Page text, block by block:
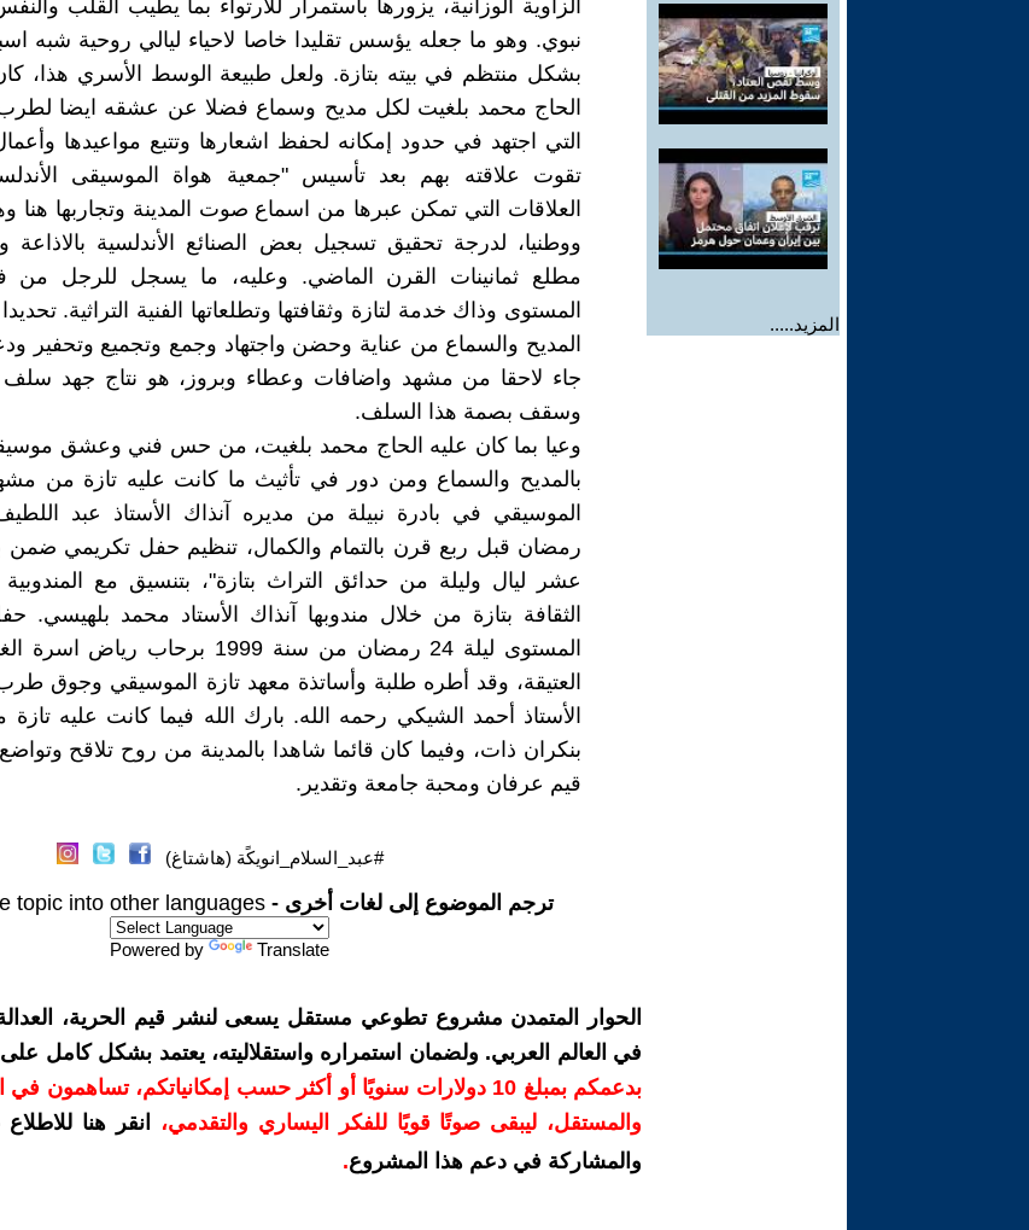
المزيد.....
الزاوية الوزانية، يزورها باستمرار للارتواء بما يطيب القلب
نبوي. وهو ما جعله يؤسس تقليدا خاصا لاحياء ليالي روحية شبه
بشكل منتظم في بيته بتازة. ولعل طبيعة الوسط الأسري هذا،
الحاج محمد بلغيت لكل مديح وسماع فضلا عن عشقه ايضا لطرب
التي اجتهد في حدود إمكانه لحفظ اشعارها وتتبع مواعيدها وأعمال
تقوت علاقته بهم بعد تأسيس "جمعية هواة الموسيقى
العلاقات التي تمكن عبرها من اسماع صوت المدينة وتجاربها هنا
ووطنيا، لدرجة تحقيق تسجيل بعض الصنائع الأندلسية بالاذاعة
مطلع ثمانينات القرن الماضي. وعليه، ما يسجل للرجل
المستوى وذاك خدمة لتازة وثقافتها وتطلعاتها الفنية التراثية.
المديح والسماع من عناية وحضن واجتهاد وجمع وتجميع وتحفير
جاء لاحقا من مشهد واضافات وعطاء وبروز، هو نتاج جهد
وسقف بصمة هذا السلف.
وعيا بما كان عليه الحاج محمد بلغيت، من حس فني وعشق
بالمديح والسماع ومن دور في تأثيث ما كانت عليه تازة من
الموسيقي في بادرة نبيلة من مديره آنذاك الأستاذ عبد
رمضان قبل ربع قرن بالتمام والكمال، تنظيم حفل تكريمي ضمن
عشر ليال وليلة من حدائق التراث بتازة"، بتنسيق مع المندوبية
الثقافة بتازة من خلال مندوبها آنذاك الأستاد محمد بلهيسي.
المستوى ليلة 24 رمضان من سنة 1999
العتيقة، وقد أطره طلبة وأساتذة معهد تازة الموسيقي وجوق طرب
الأستاذ أحمد الشيكي رحمه الله. بارك الله فيما كانت عليه
بنكران ذات، وفيما كان قائما شاهدا بالمدينة من روح تلاقح
قيم عرفان ومحبة جامعة وتقدير.
#عبد_السلام_انويكًة (هاشتاغ)
ترجم الموضوع إلى لغات أخرى - topic into other languages
Powered by Translate
الحوار المتمدن مشروع تطوعي مستقل يسعى لنشر قيم الحرية، العدالة
في العالم العربي. ولضمان استمراره واستقلاليته، يعتمد بشكل كامل
بدعمكم بمبلغ 10 دولارات سنويًا أو أكثر حسب إمكانياتكم، تساهمون
والمستقل، ليبقى صوتًا قويًا للفكر اليساري والتقدمي،
انقر هنا
والمشاركة في دعم هذا المشروع.